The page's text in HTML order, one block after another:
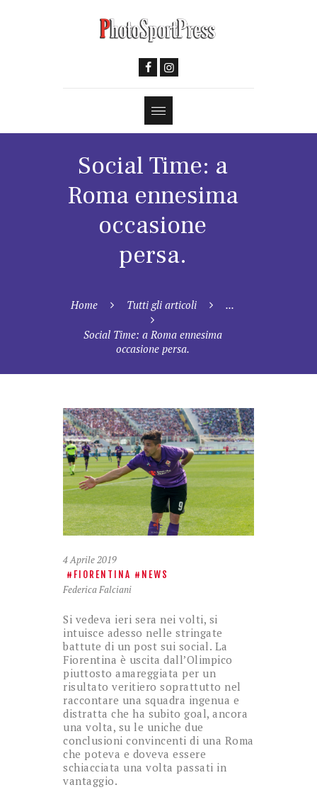
Social Time: a
Roma ennesima
occasione
persa.
Home Tutti gli articoli ...
Social Time: a Roma ennesima
occasione persa.
4 Aprile 2019
FIORENTINA NEWS
Federica Falciani
Si vedeva ieri sera nei volti, si
intuisce adesso nelle stringate
battute di un post sui social. La
Fiorentina è uscita dall’Olimpico
piuttosto amareggiata per un
risultato veritiero soprattutto nel
raccontare una squadra ingenua e
distratta che ha subito goal, ancora
una volta, su le uniche due
conclusioni convincenti di una Roma
che poteva e doveva essere
schiacciata una volta passati in
vantaggio.